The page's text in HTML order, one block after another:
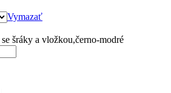
Vymazať
šráky a vložkou,černo-modré